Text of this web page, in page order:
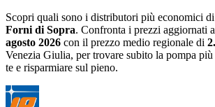
Scopri quali sono i distributori più economici di
Forni di Sopra. Confronta i prezzi aggiornati
agosto 2026 con il prezzo medio regionale di
Venezia Giulia, per trovare subito la pompa
te e risparmiare sul pieno.